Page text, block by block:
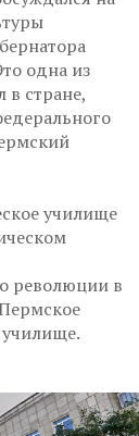
одна из
в стране,
училище
революции в